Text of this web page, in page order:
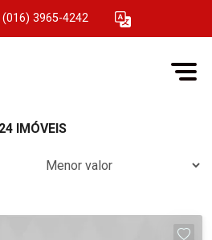
(016) 3965-4242
24 IMÓVEIS